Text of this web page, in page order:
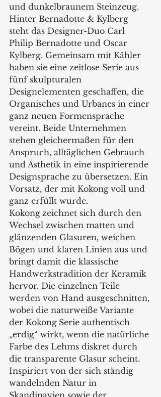
und dunkelbraunem Steinzeug.
Hinter Bernadotte & Kylberg
steht das Designer-Duo Carl
Philip Bernadotte und Oscar
Kylberg. Gemeinsam mit Kähler
haben sie eine zeitlose Serie aus
fünf skulpturalen
Designelementen geschaffen, die
Organisches und Urbanes in einer
ganz neuen Formensprache
vereint. Beide Unternehmen
stehen gleichermaßen für den
Anspruch, alltäglichen Gebrauch
und Ästhetik in eine inspirierende
Designsprache zu übersetzen. Ein
Vorsatz, der mit Kokong voll und
ganz erfüllt wurde.
Kokong zeichnet sich durch den
Wechsel zwischen matten und
glänzenden Glasuren, weichen
Bögen und klaren Linien aus und
bringt damit die klassische
Handwerkstradition der Keramik
hervor. Die einzelnen Teile
werden von Hand ausgeschnitten,
wobei die naturweiße Variante
der Kokong Serie authentisch
„erdig“ wirkt, wenn die natürliche
Farbe des Lehms diskret durch
die transparente Glasur scheint.
Inspiriert von der sich ständig
wandelnden Natur in